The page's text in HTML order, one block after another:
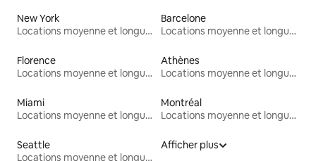
New York
Locations moyenne et longue durée
Barcelone
Locations moyenne et longue durée
Florence
Locations moyenne et longue durée
Athènes
Locations moyenne et longue durée
Miami
Locations moyenne et longue durée
Montréal
Locations moyenne et longue durée
Seattle
Locations moyenne et longue durée
Afficher plus